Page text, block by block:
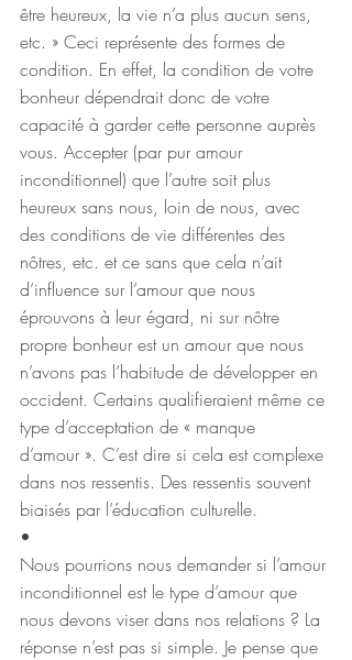
être heureux, la vie n’a plus aucun sens,
etc. » Ceci représente des formes de
condition. En effet, la condition de votre
bonheur dépendrait donc de votre
capacité à garder cette personne auprès
vous. Accepter (par pur amour
inconditionnel) que l’autre soit plus
heureux sans nous, loin de nous, avec
des conditions de vie différentes des
nôtres, etc. et ce sans que cela n’ait
d’influence sur l’amour que nous
éprouvons à leur égard, ni sur nôtre
propre bonheur est un amour que nous
n’avons pas l’habitude de développer en
occident. Certains qualifieraient même ce
type d’acceptation de « manque
d’amour ». C’est dire si cela est complexe
dans nos ressentis. Des ressentis souvent
biaisés par l’éducation culturelle.
•
Nous pourrions nous demander si l’amour
inconditionnel est le type d’amour que
nous devons viser dans nos relations ? La
réponse n’est pas si simple. Je pense que